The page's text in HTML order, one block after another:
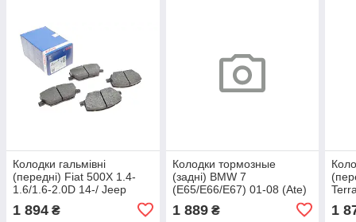
Колодки гальмівні
(передні) Fiat 500X 1.4-
1.6/1.6-2.0D 14-/ Jeep
Renegade1.4-1.6/2.0CRD
14- 0 986 494 941
1 894 ₴
Колодки тормозные
(задні) BMW 7
(E65/E66/E67) 01-08 (Ate)
1 889₴ 1